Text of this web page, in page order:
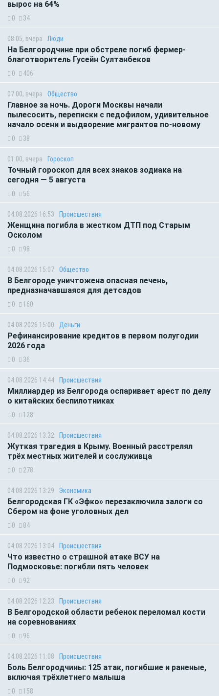
вырос на 64%
0 34
08:05, вчера Люди
На Белгородчине при обстреле погиб фермер-
благотворитель Гусейн Султанбеков
0 406
07:00, вчера Общество
Главное за ночь. Дороги Москвы начали
пылесосить, переписки с педофилом, удивительное
начало осени и выдворение мигрантов по-новому
0 38
01:00, вчера Гороскоп
Точный гороскоп для всех знаков зодиака на
сегодня — 5 августа
0 56
04.08.2026 16:53 Происшествия
Женщина погибла в жестком ДТП под Старым
Осколом
0 98
04.08.2026 15:07 Общество
В Белгороде уничтожена опасная печень,
предназначавшаяся для детсадов
0 160
04.08.2026 15:00 Деньги
Рефинансирование кредитов в первом полугодии
2026 года
0 36
04.08.2026 14:44 Происшествия
Миллиардер из Белгорода оспаривает арест по делу
о китайских беспилотниках
0 128
04.08.2026 13:32 Происшествия
Жуткая трагедия в Крыму. Военный расстрелял
трёх местных жителей и сослуживца
0 278
04.08.2026 13:29 Экономика
Белгородская ГК «Эфко» перезаключила залоги со
Сбером на фоне уголовных дел
0 84
04.08.2026 13:04 Происшествия
Что известно о страшной атаке ВСУ на
Подмосковье: погибли пять человек
0 92
04.08.2026 12:23 Происшествия
В Белгородской области ребенок переломал кости
на соревнованиях
0 96
04.08.2026 11:08 Происшествия
Боль Белгородчины: 125 атак, погибшие и раненые,
включая трёхлетнего малыша
0 158